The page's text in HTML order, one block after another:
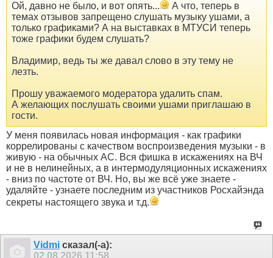
Ой, давно не было, и вот опять...
А что, теперь в
темах отзывов запрещено слушать музыку ушами, а
только графиками? А на выставках в МТУСИ теперь
тоже графики будем слушать?
Владимир, ведь ты же давал слово в эту тему не
лезть.
Прошу уважаемого модератора удалить спам.
А желающих послушать своими ушами приглашаю в
гости.
У меня появилась новая информация - как графики
коррелированы с качеством воспроизведения музыки - в
живую - на обычных АС. Вся фишка в искажениях на ВЧ
и не в нелинейных, а в интермодуляционных искажениях
- вниз по частоте от ВЧ. Но, вы же всё уже знаете -
удаляйте - узнаете последним из участников Росхайэнда
секреты настоящего звука и т.д.
Vidmi сказал(-а):